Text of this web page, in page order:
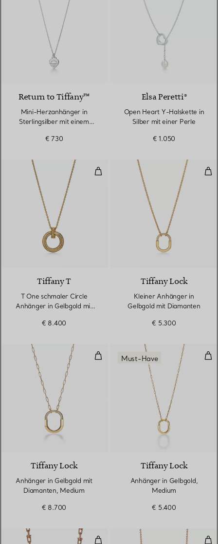
Return to Tiffany™
Mini-Herzanhänger in
Sterlingsilber mit einem
€ 730
Elsa Peretti®
Open Heart Y-Halskette in
Silber mit einer Perle
€ 1.050
T One schmaler Circle
3 Materialien
Tiffany T
T One schmaler Circle
Anhänger in Gelbgold mit
€ 8.400
Tiffany Lock
Kleiner Anhänger in
Gelbgold mit Diamanten
€ 5.300
Anhänger in Gelbgold mit
3 Materialien
Tiffany Lock
Anhänger in Gelbgold mit
Diamanten, Medium
€ 8.700
Must-Have
Tiffany Lock
Anhänger in Gelbgold,
Medium
€ 5.400
Halskette mit mittelgroßen